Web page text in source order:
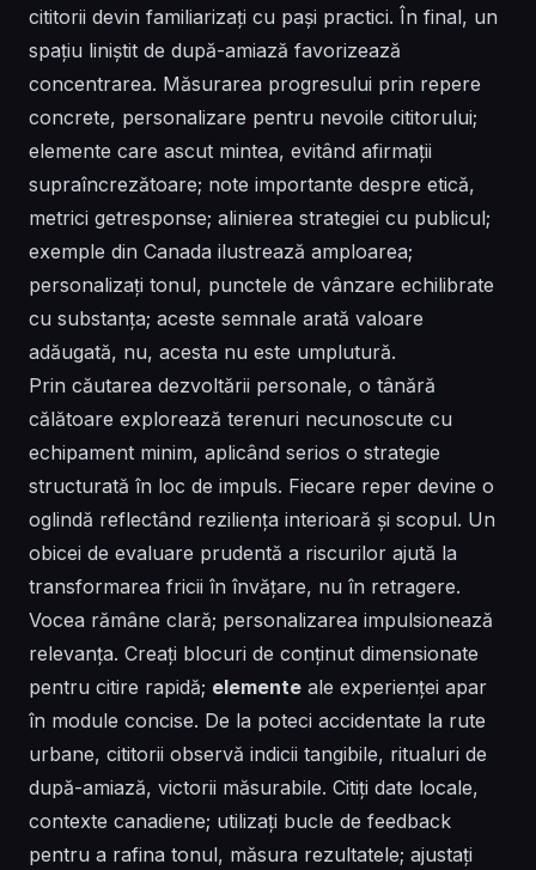
cititorii devin familiarizați cu pași practici. În final, un
spațiu liniștit de după-amiază favorizează
concentrarea. Măsurarea progresului prin repere
concrete, personalizare pentru nevoile cititorului;
elemente care ascut mintea, evitând afirmații
supraîncrezătoare; note importante despre etică,
metrici getresponse; alinierea strategiei cu publicul;
exemple din Canada ilustrează amploarea;
personalizați tonul, punctele de vânzare echilibrate
cu substanța; aceste semnale arată valoare
adăugată, nu, acesta nu este umplutură.
Prin căutarea dezvoltării personale, o tânără
călătoare explorează terenuri necunoscute cu
echipament minim, aplicând serios o strategie
structurată în loc de impuls. Fiecare reper devine o
oglindă reflectând reziliența interioară și scopul. Un
obicei de evaluare prudentă a riscurilor ajută la
transformarea fricii în învățare, nu în retragere.
Vocea rămâne clară; personalizarea impulsionează
relevanța. Creați blocuri de conținut dimensionate
pentru citire rapidă; elemente ale experienței apar
în module concise. De la poteci accidentate la rute
urbane, cititorii observă indicii tangibile, ritualuri de
după-amiază, victorii măsurabile. Citiți date locale,
contexte canadiene; utilizați bucle de feedback
pentru a rafina tonul, măsura rezultatele; ajustați